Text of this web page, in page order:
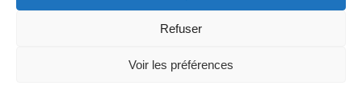
Refuser
Voir les préférences
Conditions générales de vente